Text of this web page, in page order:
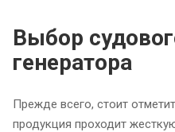
Выбор
генератора
Прежде всего, стоит
продукция проходит